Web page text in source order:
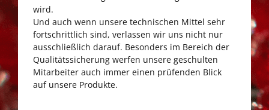
wird.
Und auch wenn unsere technischen Mittel sehr
fortschrittlich sind, verlassen wir uns nicht nur
ausschließlich darauf. Besonders im Bereich der
Qualitätssicherung werfen unsere geschulten
Mitarbeiter auch immer einen prüfenden Blick
auf unsere Produkte.